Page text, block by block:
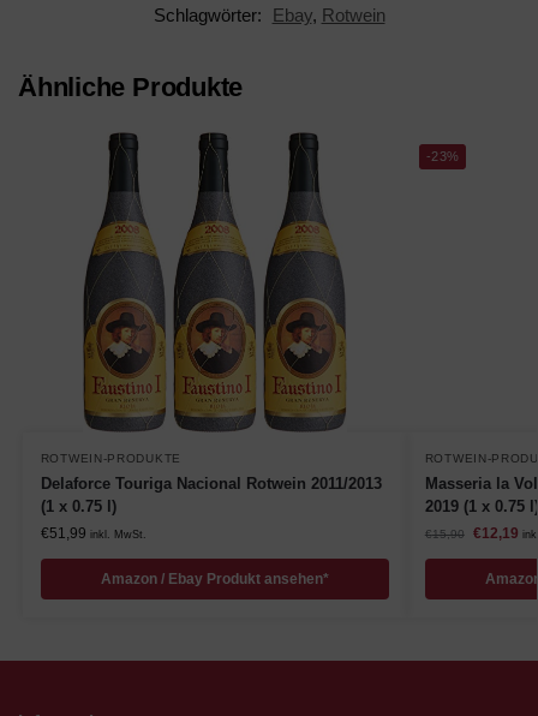
Schlagwörter:
Ebay, Rotwein
Ähnliche Produkte
ROTWEIN-PRODUKTE
Delaforce Touriga Nacional Rotwein 2011/2013
(1 x 0.75 l)
€51,99 inkl. MwSt.
Amazon / Ebay Produkt ansehen*
-23%
ROTWEIN-
Masseria la
2019 (1 x 0.75 l)
€15,90 €12,19